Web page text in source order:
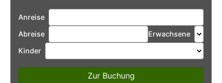
Anreise
Abreise
Erwachsene
Kinder
Zur Buchung